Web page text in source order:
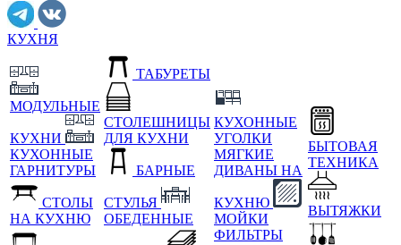
КУХНЯ
МОДУЛЬНЫЕ
КУХНИ
КУХОННЫЕ
ГАРНИТУРЫ
СТОЛЫ
НА КУХНЮ
ТАБУРЕТЫ
СТОЛЕШНИЦЫ
ДЛЯ КУХНИ
БАРНЫЕ
СТУЛЬЯ
ОБЕДЕННЫЕ
КУХОННЫЕ
УГОЛКИ
МЯГКИЕ
ДИВАНЫ НА
КУХНЮ
МОЙКИ
ФИЛЬТРЫ
БЫТОВАЯ
ТЕХНИКА
ВЫТЯЖКИ